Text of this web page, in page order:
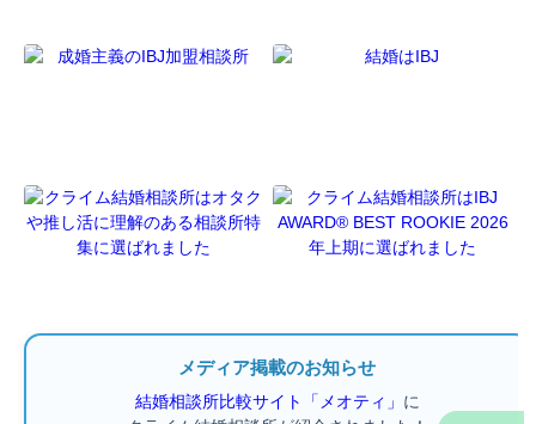
メディア掲載のお知らせ
結婚相談所比較サイト「メオティ」 に